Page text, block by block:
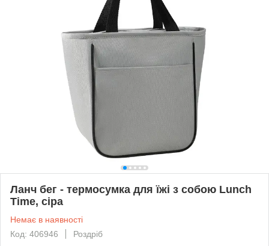
Ланч бег - термосумка для їжі з собою Lunch
Time, сіра
Немає в наявності
Код: 406946
Роздріб